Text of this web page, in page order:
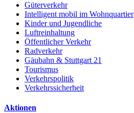
Güterverkehr
Intelligent mobil im Wohnquartier
Kinder und Jugendliche
Luftreinhaltung
Öffentlicher Verkehr
Radverkehr
Gäubahn & Stuttgart 21
Tourismus
Verkehrspolitik
Verkehrssicherheit
Aktionen